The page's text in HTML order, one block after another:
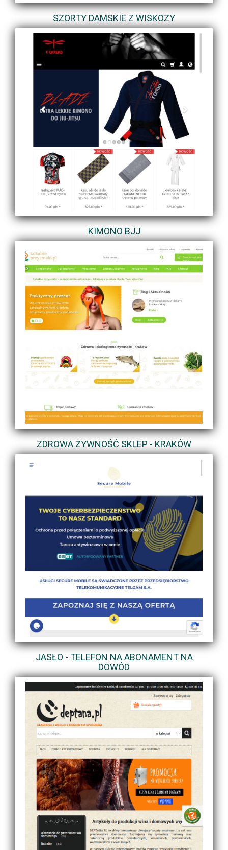
SZORTY DAMSKIE Z WISKOZY
KIMONO BJJ
ZDROWA ŻYWNOŚĆ SKLEP - KRAKÓW
JASŁO - TELEFON NA ABONAMENT NA
DOWÓD